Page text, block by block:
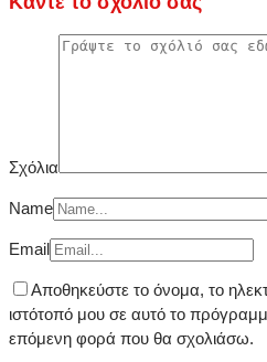
Σχόλια
Name
Email
Αποθηκεύστε το όνομα, το
ιστότοπό μου σε αυτό το
επόμενη φορά που θα σχολιάσω.